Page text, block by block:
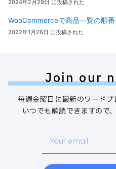
2024年2月29日 に投稿された
WooCommerceで商品一覧の順
2022年1月26日 に投稿された
Join our
毎週金曜日に最新のワード
いつでも解読できますので
email